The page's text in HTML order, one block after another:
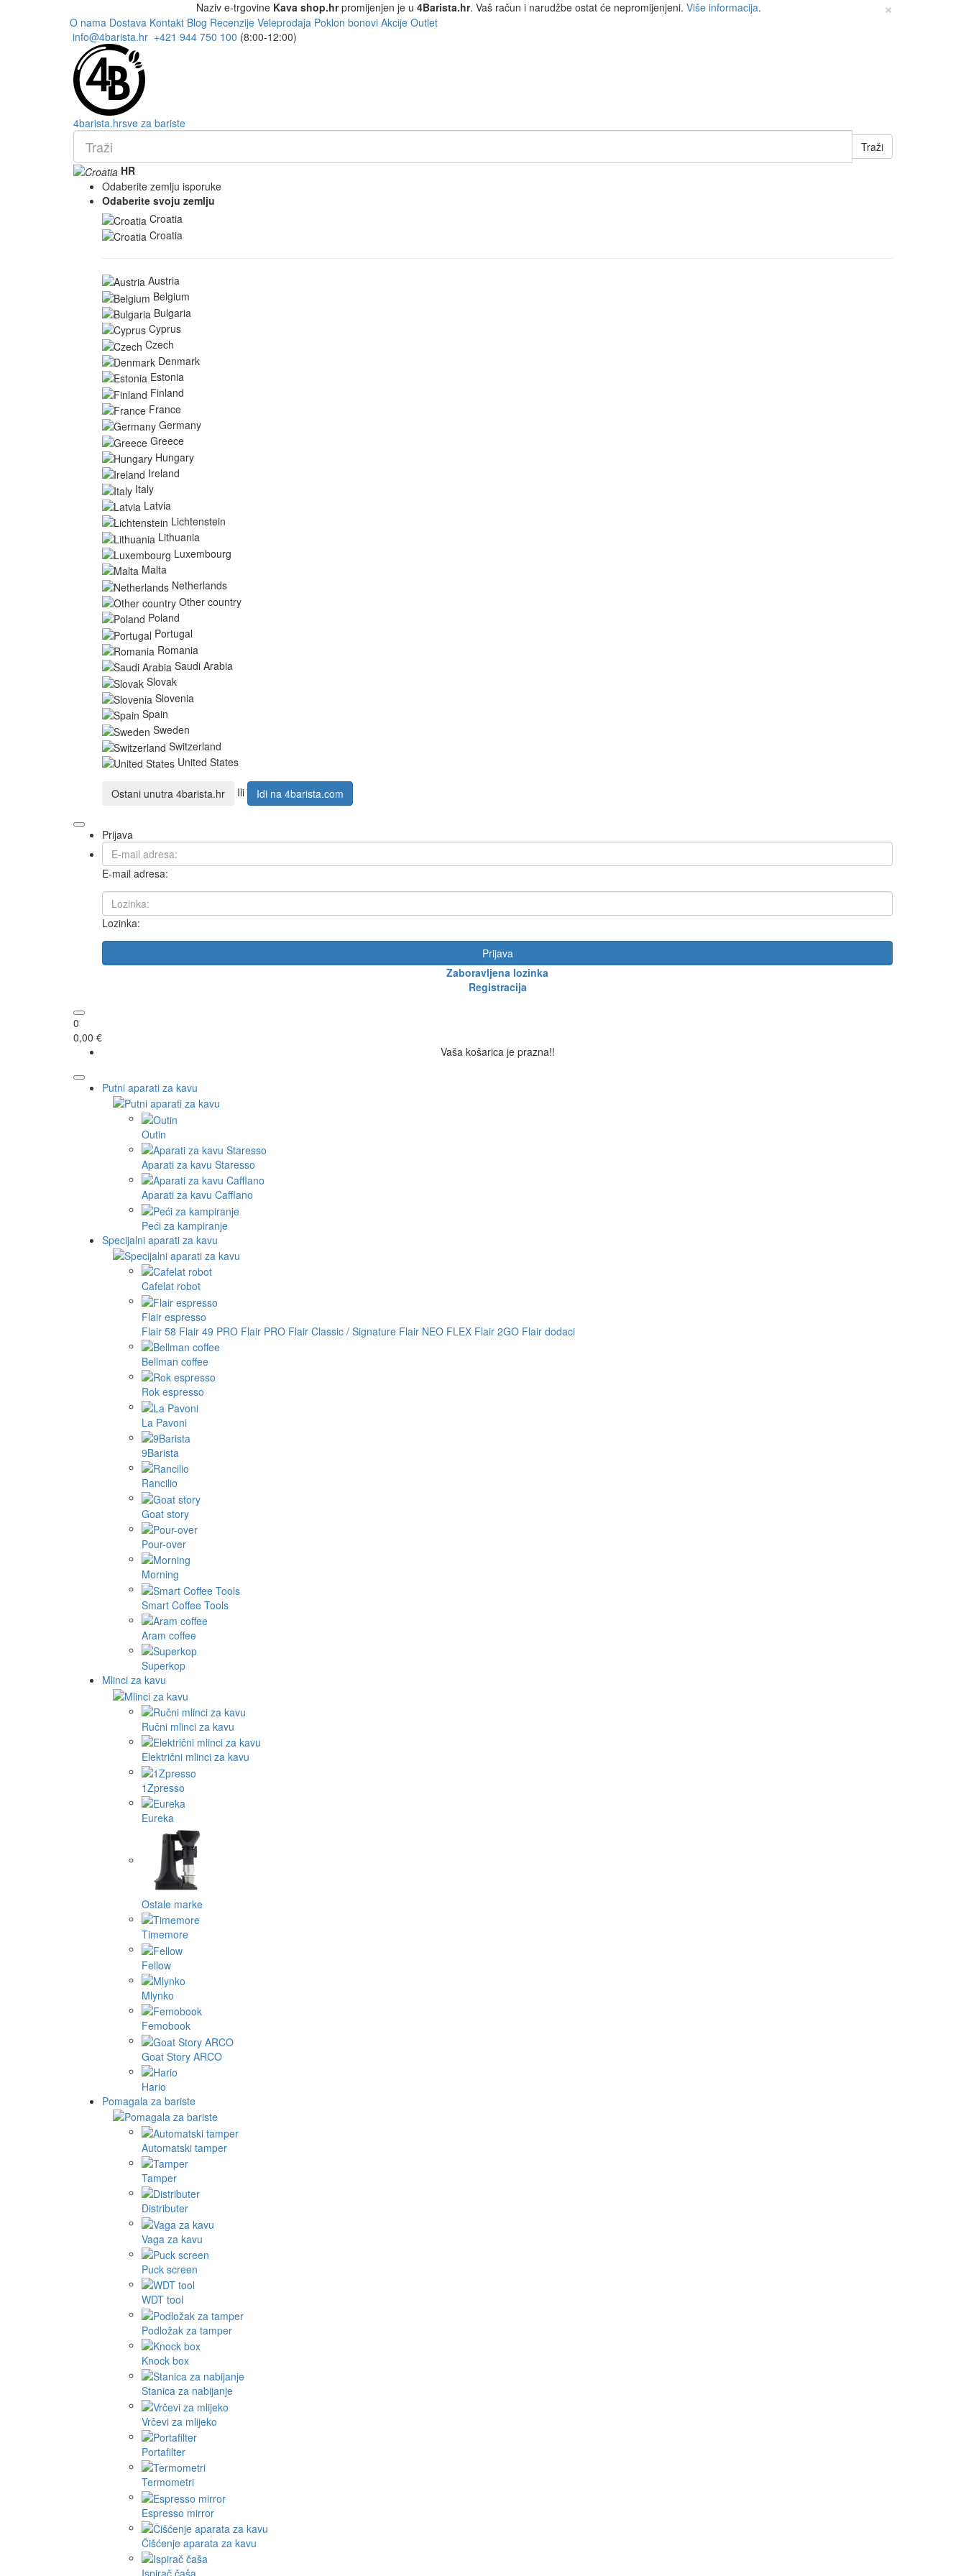
Naziv e-trgovine Kava shop.hrpromijenjen je u 4Barista.hr. Vaš račun i narudžbe ostat će nepromijenjeni. Više informacija. ×
O nama Dostava Kontakt Blog Recenzije Veleprodaja Poklon bonovi Akcije Outlet
info@4barista.hr +421 944 750 100 (8:00-12:00)
4barista.hrsve za bariste
Traži
HR
Odaberite zemlju isporuke
Odaberite svoju zemlju
Croatia
Croatia
Austria
Belgium
Bulgaria
Cyprus
Czech
Denmark
Estonia
Finland
France
Germany
Greece
Hungary
Ireland
Italy
Latvia
Lichtenstein
Lithuania
Luxembourg
Malta
Netherlands
Other country
Poland
Portugal
Romania
Saudi Arabia
Slovak
Slovenia
Spain
Sweden
Switzerland
United States
Ostani unutra 4barista.hr Ili Idi na 4barista.com
Prijava
E-mail adresa:
Lozinka:
Prijava
Zaboravljena lozinka
Registracija
0
0,00 €
Vaša košarica je prazna!!
Putni aparati za kavu
Outin
Aparati za kavu Staresso
Aparati za kavu Cafflano
Peći za kampiranje
Specijalni aparati za kavu
Cafelat robot
Flair espresso
Flair 58 Flair 49 PRO Flair PRO Flair Classic / Signature Flair NEO FLEX Flair 2GO Flair dodaci
Bellman coffee
Rok espresso
La Pavoni
9Barista
Rancilio
Goat story
Pour-over
Morning
Smart Coffee Tools
Aram coffee
Superkop
Mlinci za kavu
Ručni mlinci za kavu
Električni mlinci za kavu
1Zpresso
Eureka
Ostale marke
Timemore
Fellow
Mlynko
Femobook
Goat Story ARCO
Hario
Pomagala za bariste
Automatski tamper
Tamper
Distributer
Vaga za kavu
Puck screen
WDT tool
Podložak za tamper
Knock box
Stanica za nabijanje
Vrčevi za mlijeko
Portafilter
Termometri
Espresso mirror
Čišćenje aparata za kavu